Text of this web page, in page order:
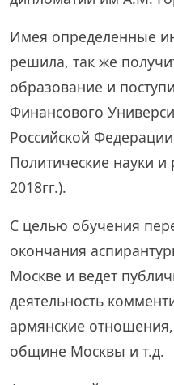
Имея определенные
решила, так же
образование и
Финансового
Российской
Политические науки и
2018гг.).
С целью обучения
окончания
Москве и ведет
деятельность
армянские
общине Москвы и т.д.